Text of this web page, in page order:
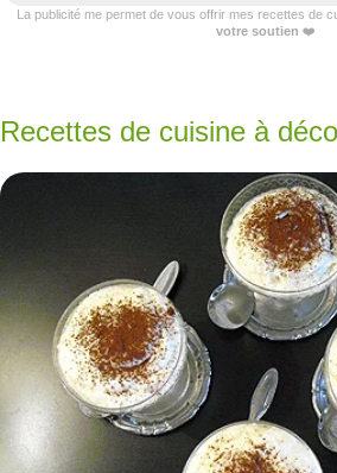
La publicité me permet de vous offrir mes recettes de
votre soutien ❤️
Recettes de cuisine à